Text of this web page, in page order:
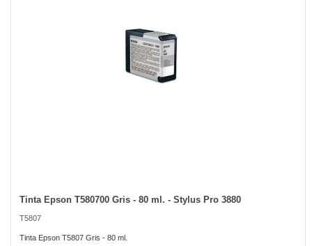
Tinta Epson T580700 Gris - 80 ml. - Stylus Pro 3880
T5807
Tinta Epson T5807 Gris - 80 ml.
Skip
the
beginning